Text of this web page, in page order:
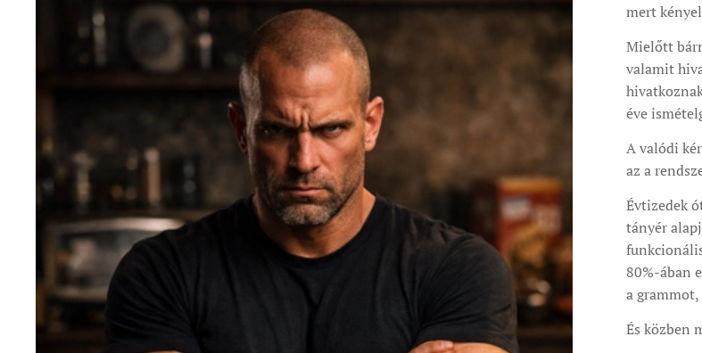
mert
Mielőtt
valamit
éve
A valódi
az a
Évtizedek
tányér
80%-ában
a
És közben